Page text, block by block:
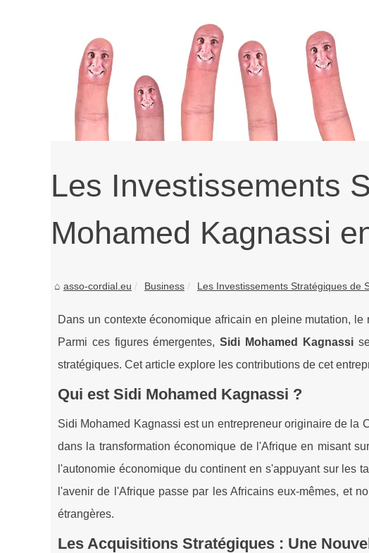
Les Investissements
Mohamed Kagnassi
asso-cordial.eu Business Les Investissements Stratégiques de
Dans un contexte économique africain en pleine mutation,
Parmi ces figures émergentes,Sidi Mohamed Kagnassise
stratégiques. Cet article explore les contributions de cet
Qui est Sidi Mohamed Kagnassi ?
Sidi Mohamed Kagnassi est un entrepreneur originaire de la
dans la transformation économique de l'Afrique en misant
l'autonomie économique du continent en s'appuyant sur les
l'avenir de l'Afrique passe par les Africains eux-mêmes, et
étrangères.
Les Acquisitions Stratégiques : Une